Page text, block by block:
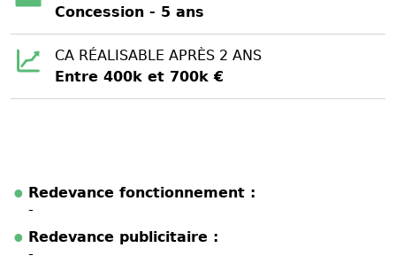
Concession - 5 ans
CA RÉALISABLE APRÈS 2 ANS
Entre 400k et 700k €
Redevance fonctionnement :
-
Redevance publicitaire :
-